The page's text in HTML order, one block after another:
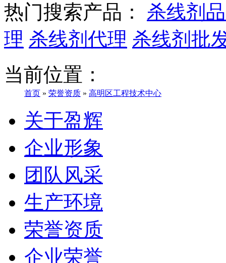
热门搜索产品： 杀线剂
理 杀线剂代理 杀线剂批
当前位置：
首页 » 荣誉资质 » 高明区工程技术中心
关于盈辉
企业形象
团队风采
生产环境
荣誉资质
企业荣誉